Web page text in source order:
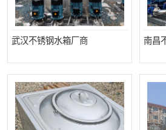
武汉不锈钢水箱厂商 南昌